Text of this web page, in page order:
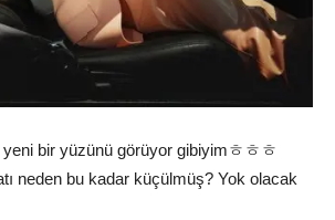
yeni bir yüzünü görüyor gibiyimㅎㅎㅎ
neden bu kadar küçülmüş? Yok olacak